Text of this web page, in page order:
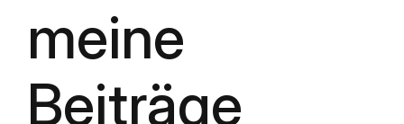
meine
Beiträge